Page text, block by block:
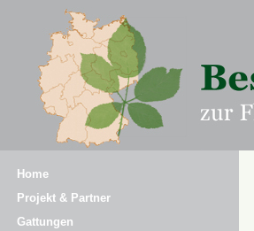
Home
Projekt & Partner
Gattungen